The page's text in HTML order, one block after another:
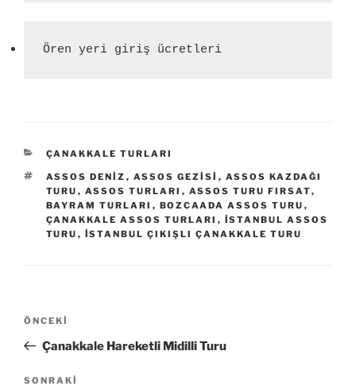
Ören yeri giriş ücretleri
KATEGORILER
ÇANAKKALE TURLARI
ETIKETLER
ASSOS DENIZ , ASSOS GEZISI , ASSOS KAZDAĞI
TURU , ASSOS TURLARI , ASSOS TURU FIRSAT,
BAYRAM TURLARI , BOZCAADA ASSOS TURU ,
ÇANAKKALE ASSOS TURLARI , ISTANBUL ASSOS
TURU , ISTANBUL ÇIKIŞLI ÇANAKKALE TURU
Yazı
Önceki
Yazı
ÖNCEKI
Çanakkale Hareketli Midilli Turu
Sonraki
SONRAKI